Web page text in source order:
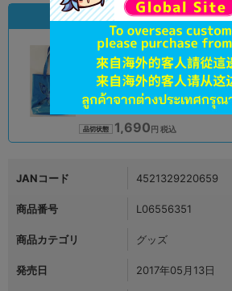
状態違いの同一商品
状態 :A
オンライン
品切状態 1,690円 税込
JANコード 4521329220659
商品番号 L06556351
商品カテゴリ グッズ
発売日 2017年05月13日